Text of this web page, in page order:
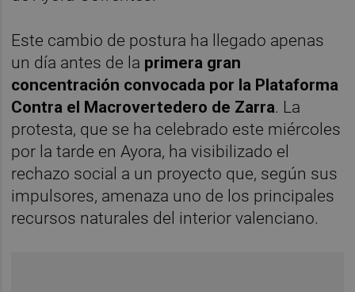
Este cambio de postura ha llegado apenas
un día antes de la primera gran
concentración convocada por la Plataforma
Contra el Macrovertedero de Zarra. La
protesta, que se ha celebrado este miércoles
por la tarde en Ayora, ha visibilizado el
rechazo social a un proyecto que, según sus
impulsores, amenaza uno de los principales
recursos naturales del interior valenciano.